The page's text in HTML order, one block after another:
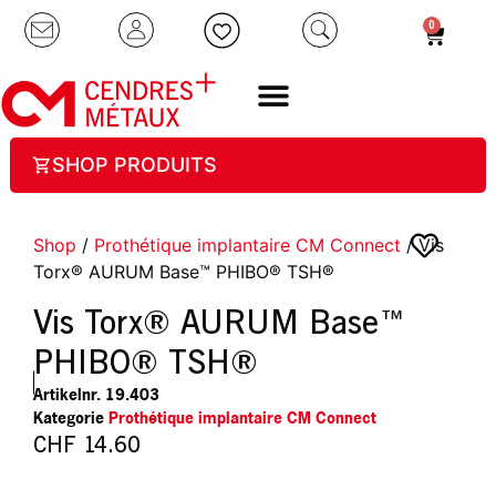
0
SHOP PRODUITS
Shop / Prothétique implantaire CM Connect / Vis
Torx® AURUM Base™ PHIBO® TSH®
Vis Torx® AURUM Base™
PHIBO® TSH®
Artikelnr. 19.403
Kategorie Prothétique implantaire CM Connect
CHF 14.60